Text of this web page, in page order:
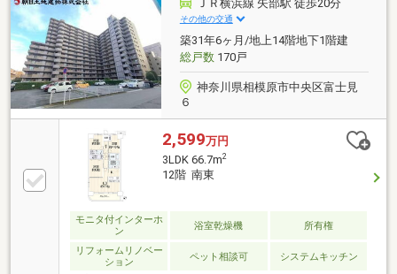
ＪＲ横浜線 矢部駅 徒歩20分
その他の交通
築31年6ヶ月/地上14階地下1階建
総戸数170戸
神奈川県相模原市中央区富士見
６
2,599万円
3LDK 66.7m2
12階 南東
モニタ付インターホ
ン
浴室乾燥機 所有権
リフォームリノベー
ション
ペット相談可 システムキッチン